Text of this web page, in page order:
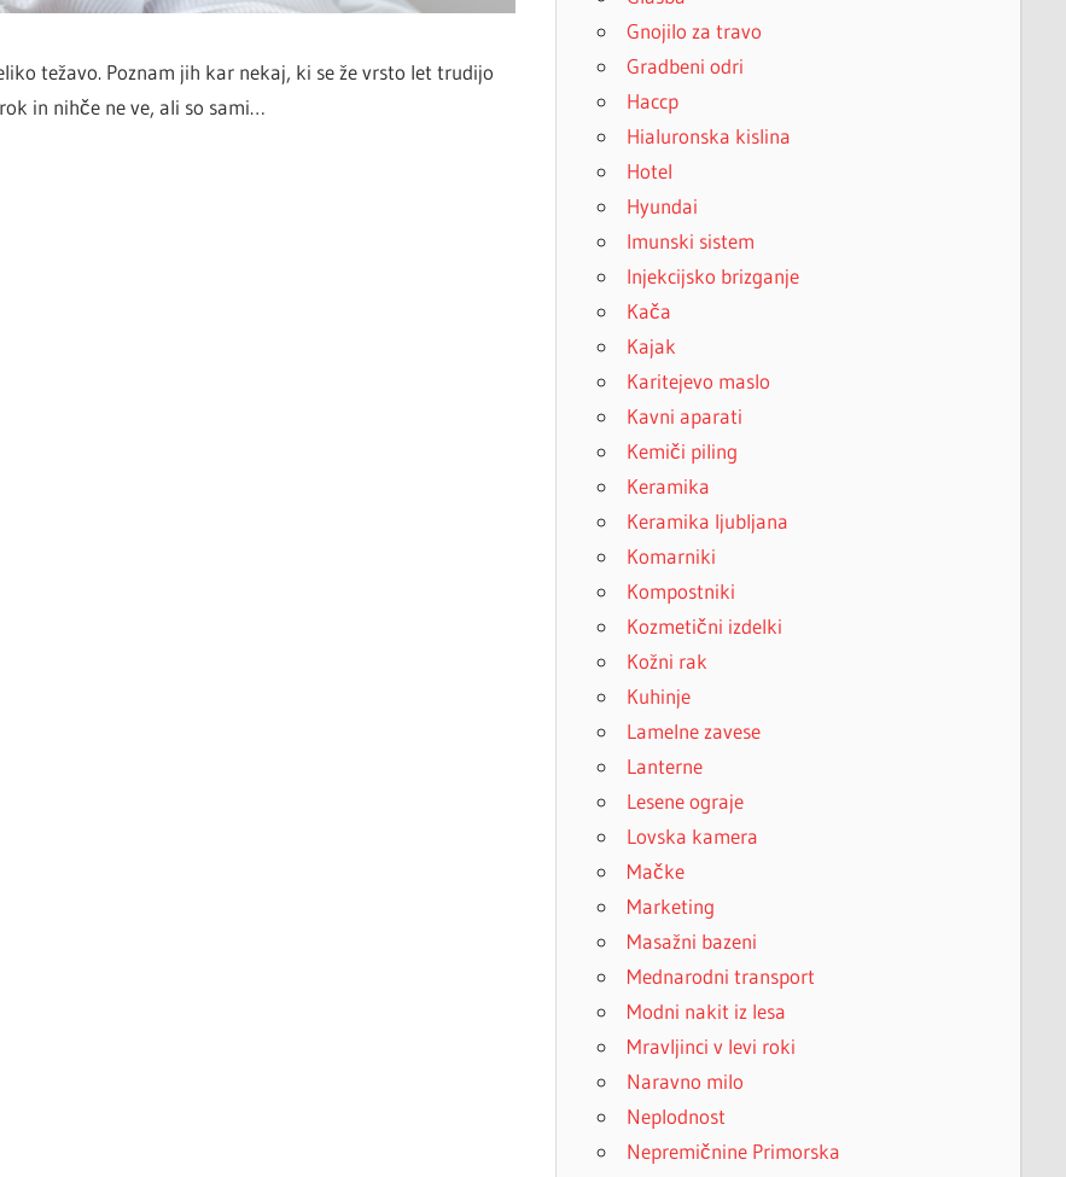
težavo. Poznam jih kar nekaj, ki se že vrsto let trudijo
in nihče ne ve, ali so sami…
Gnojilo za travo
Gradbeni odri
Haccp
Hialuronska kislina
Hotel
Hyundai
Imunski sistem
Injekcijsko brizganje
Kača
Kajak
Karitejevo maslo
Kavni aparati
Kemiči piling
Keramika
Keramika ljubljana
Komarniki
Kompostniki
Kozmetični izdelki
Kožni rak
Kuhinje
Lamelne zavese
Lanterne
Lesene ograje
Lovska kamera
Mačke
Marketing
Masažni bazeni
Mednarodni transport
Modni nakit iz lesa
Mravljinci v levi roki
Naravno milo
Neplodnost
Nepremičnine Primorska